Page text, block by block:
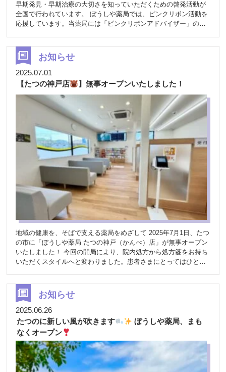
早期発見・早期治療の大切さを知っていただくための啓発活動が
全国で行われています。 ぼうしや薬局では、ピンクリボン活動を
応援しています。当薬局には「ピンクリボンアドバイザー」の資
ザーである薬剤師が「乳がんについて知ろう」という資料をまと
めました。乳がんの基礎知識やセルフチェックの方法など、日々
の健康づくりに役立つ内容をわかりやすく紹介しています。 ぜ
ひ、下記よりご覧ください。PDFはこちら
乳がんについて知り
お知らせ
2025.07.01
【たつの神戸店
】無事オープンいたしました！
地域の健康を、そばで支える薬局をめざして 2025年7月1日、たつ
の市に「ぼうしや薬局 たつの神戸（かんべ）店」が無事オープン
いたしました！ 今回の開局により、院内処方から処方箋をお持ち
いただくスタイルへと変わりました。患者さまにとってはひと手
届けできるよう努めてまいります。 処方箋がなくても、お気軽に
どうぞ
健康やお薬のご相談はもちろん、「ちょっと聞いてほし
い」そんな日常の会話も大歓迎です
で、地域のみなさんの暮らしをそばで支える薬局を目指します
【Kio:】さん出店が決定！ そしてもうひとつのお楽しみ
が、体にやさしいお弁当の出店イベントです
の多い【Kio:】さんが、たつの神戸店にも出店してくださいま
す！
出店日：7月8日・15日・22日・29日（すべて火曜日）
10：30～12：30
販売内容： 管理栄養士さん監修の、野菜たっ
お知らせ
2025.06.26
たつのに新しい風が吹きます
ぼうしや薬局、まも
なくオープン